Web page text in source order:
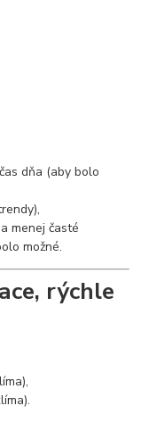
dňa (aby bolo
menej časté
možné.
rýchle